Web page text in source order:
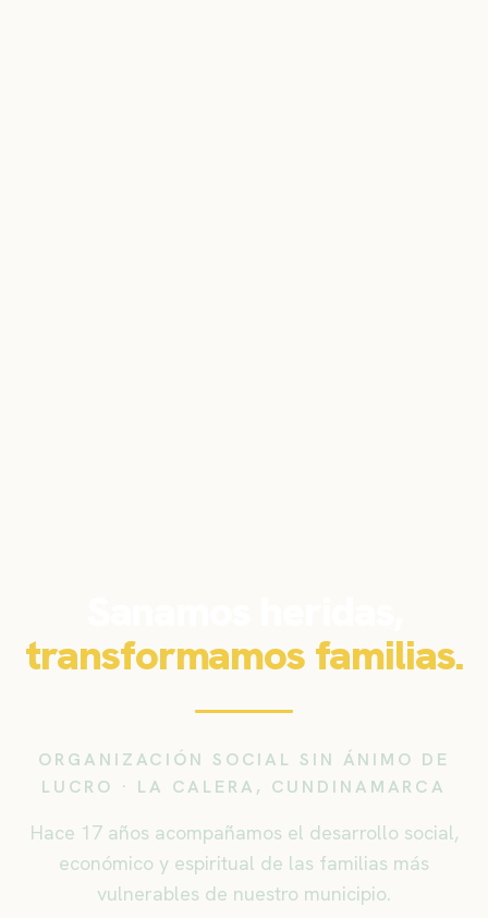
transformamos familias.
ORGANIZACIÓN SOCIAL SIN ÁNIMO DE
LUCRO · LA CALERA, CUNDINAMARCA
Hace 17 años acompañamos el desarrollo social,
económico y espiritual de las familias más
vulnerables de nuestro municipio.